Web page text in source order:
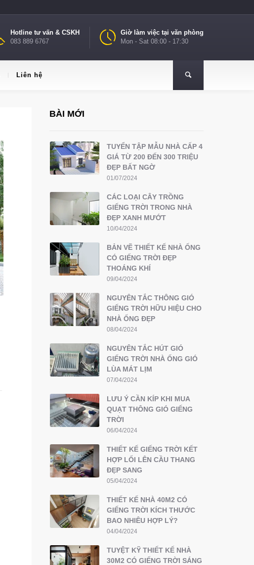
Giờ làm việc tại văn phòng
Mon - Sat 08:00 - 17:30
Hotline tư vấn & CSKH
083 889 6767
Liên hệ
BÀI MỚI
TUYỂN TẬP MẪU NHÀ CẤP 4
GIÁ TỪ 200 ĐẾN 300 TRIỆU
ĐẸP BẤT NGỜ
01/07/2024
CÁC LOẠI CÂY TRỒNG
GIẾNG TRỜI TRONG NHÀ
ĐẸP XANH MƯỚT
10/04/2024
BẢN VẼ THIẾT KẾ NHÀ ỐNG
CÓ GIẾNG TRỜI ĐẸP
THOÁNG KHÍ
09/04/2024
NGUYÊN TẮC THÔNG GIÓ
GIẾNG TRỜI HỮU HIỆU CHO
NHÀ ỐNG ĐẸP
08/04/2024
NGUYÊN TẮC HÚT GIÓ
GIẾNG TRỜI NHÀ ỐNG GIÓ
LÙA MÁT LỊM
07/04/2024
LƯU Ý CẦN KÍP KHI MUA
QUẠT THÔNG GIÓ GIẾNG
TRỜI
06/04/2024
THIẾT KẾ GIẾNG TRỜI KẾT
HỢP LỐI LÊN CẦU THANG
ĐẸP SANG
05/04/2024
THIẾT KẾ NHÀ 40M2 CÓ
GIẾNG TRỜI KÍCH THƯỚC
BAO NHIÊU HỢP LÝ?
04/04/2024
TUYỆT KỸ THIẾT KẾ NHÀ
30M2 CÓ GIẾNG TRỜI SÁNG